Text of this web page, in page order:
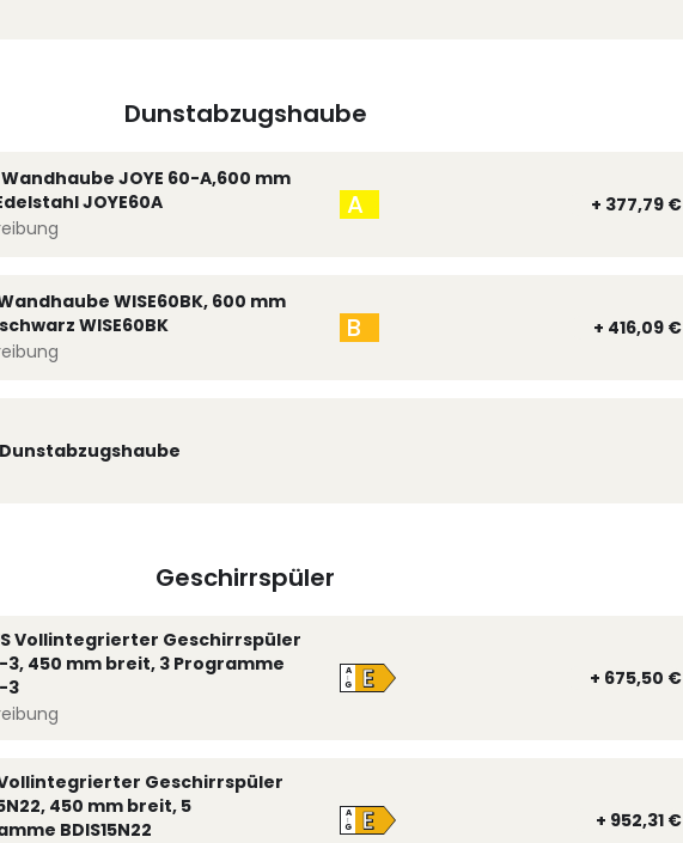
Dunstabzugshaube
Wandhaube JOYE 60-A,600 mm
JOYE60A
A + 377,79 €
Wandhaube WISE60BK, 600 mm
WISE60BK
B + 416,09 €
Geschirrspüler
Vollintegrierter Geschirrspüler
3, 450 mm breit, 3 Programme
3
A
↑
G E + 675,50 €
Vollintegrierter Geschirrspüler
450 mm breit, 5
BDIS15N22
A
↑
G E + 952,31 €